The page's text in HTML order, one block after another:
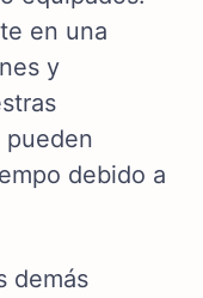
en una
y
pueden
debido a
demás